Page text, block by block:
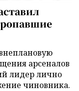
арсеналов
лидер лично
чиновника.